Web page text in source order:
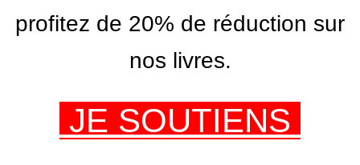
profitez de 20% de réduction sur
nos livres.
JE SOUTIENS